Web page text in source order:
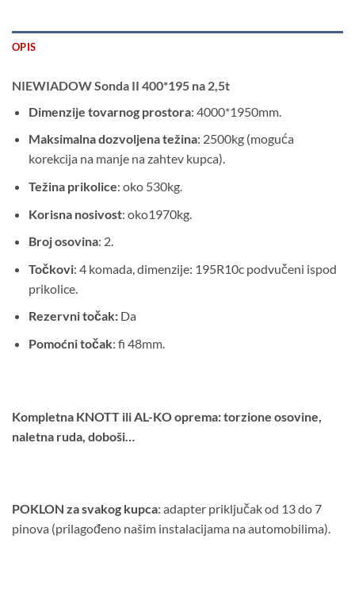
OPIS
NIEWIADOW Sonda II 400*195 na 2,5t
Dimenzije tovarnog prostora: 4000*1950mm.
Maksimalna dozvoljena težina: 2500kg (moguća
korekcija na manje na zahtev kupca).
Težina prikolice: oko 530kg.
Korisna nosivost: oko1970kg.
Broj osovina: 2.
Točkovi: 4 komada, dimenzije: 195R10c podvučeni ispod
prikolice.
Rezervni točak: Da
Pomoćni točak: fi 48mm.
Kompletna KNOTT ili AL-KO oprema: torzione osovine,
naletna ruda, doboši…
POKLON za svakog kupca: adapter priključak od 13 do 7
pinova (prilagođeno našim instalacijama na automobilima).